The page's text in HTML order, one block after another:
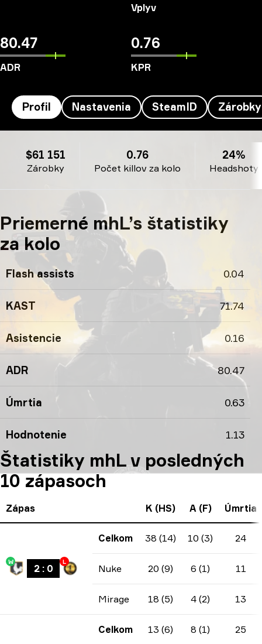
Vplyv
80.47
ADR
0.76
KPR
Profil Nastavenia SteamID Zárobky
Zárobky
$61 151
Počet killov za kolo
0.76
Headshoty
24%
Priemerné mhL’s štatistiky
za kolo
Flash assists 0.04
KAST 71.74
Asistencie 0.16
ADR 80.47
Úmrtia 0.63
Hodnotenie 1.13
Štatistiky mhL v posledných
10 zápasoch
Zápas K (HS) A (F) Úmrtia
W
2: 0
L
Celkom 38 (14) 10 (3) 24
Nuke 20 (9) 6 (1) 11
Mirage 18 (5) 4 (2) 13
Celkom 13 (6) 8 (1) 25